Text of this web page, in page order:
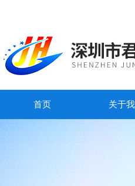
首页 关于